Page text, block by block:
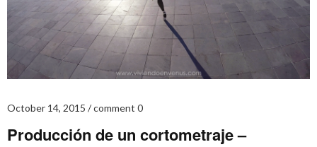
October 14, 2015 comment 0
Producción de un cortometraje –